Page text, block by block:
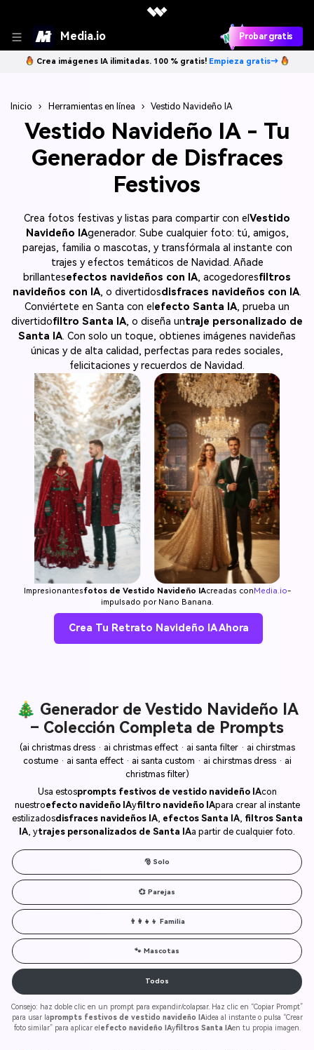
Media.io Probar gratis
Crea imágenes IA ilimitadas. 100 % gratis! Empieza gratis→
Inicio › Herramientas en línea › Vestido Navideño IA
Vestido Navideño IA - Tu
Generador de Disfraces
Festivos
Crea fotos festivas y listas para compartir con el Vestido
Navideño IAgenerador. Sube cualquier foto: tú, amigos,
parejas, familia o mascotas, y transfórmala al instante con
trajes y efectos temáticos de Navidad. Añade
brillantesefectos navideños con IA, acogedoresfiltros
navideños con IA, o divertidosdisfraces navideños con IA.
Conviértete en Santa con el efecto Santa IA, prueba un
divertidofiltro Santa IA, o diseña untraje personalizado de
Santa IA. Con solo un toque, obtienes imágenes navideñas
únicas y de alta calidad, perfectas para redes sociales,
felicitaciones y recuerdos de Navidad.
Impresionantesfotos de Vestido Navideño IAcreadas con Media.io-
impulsado por Nano Banana.
Crea Tu Retrato Navideño IA Ahora
🎄 Generador de Vestido Navideño IA
– Colección Completa de Prompts
(ai christmas dress · ai christmas effect · ai santa filter · ai chirstmas
costume · ai santa effect · ai santa custom · ai chirstmas dress · ai
christmas filter)
Usa estosprompts festivos de vestido navideño IAcon
nuestroefecto navideño IAyfiltro navideño IApara crear al instante
estilizadosdisfraces navideños IA, efectos Santa IA, filtros Santa
IA, ytrajes personalizados de Santa IAa partir de cualquier foto.
🎅 Solo
💞 Parejas
👨‍👩‍👧‍👦 Familia
🐾 Mascotas
Todos
Consejo: haz doble clic en un prompt para expandir/colapsar. Haz clic en “Copiar Prompt”
para usar laprompts festivos de vestido navideño IAidea al instante o pulsa “Crear
foto similar” para aplicar elefecto navideño IAyfiltros Santa IAen tu propia imagen.